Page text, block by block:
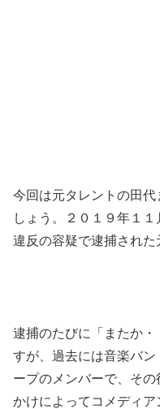
今回は元タレントの田
しょう。２０１９年１
違反の容疑で逮捕された
逮捕のたびに「またか
すが、過去には音楽バ
ープのメンバーで、そ
かけによってコメディア